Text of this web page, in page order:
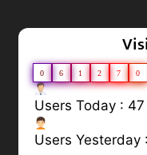
0 6 1 2 7 0
Users Today : 47
Users Yesterday